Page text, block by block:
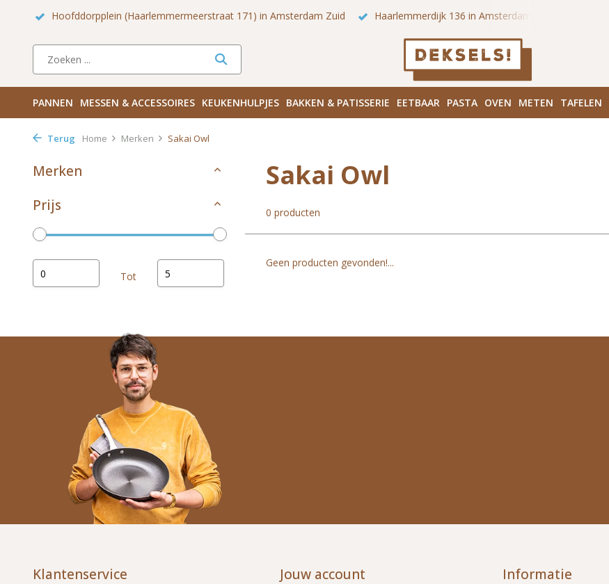
Hoofddorpplein (Haarlemmermeerstraat 171) in Amsterdam Zuid Haarlemmerdijk 136 in Amsterdam Centrum
PANNEN MESSEN & ACCESSOIRES KEUKENHULPJES BAKKEN & PATISSERIE EETBAAR PASTA OVEN METEN TAFELEN
Terug Home Merken Sakai Owl
Merken
Prijs
Tot
Sakai Owl
0 producten
Geen producten gevonden!...
Klantenservice Jouw account Informatie